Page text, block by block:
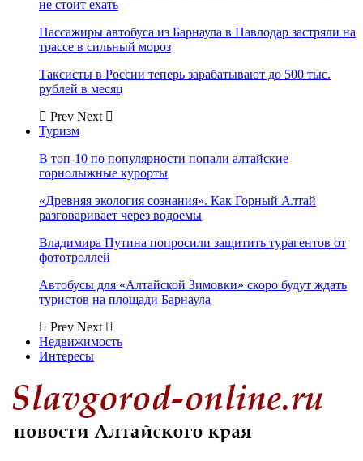
не стоит ехать
Пассажиры автобуса из Барнаула в Павлодар застряли на
трассе в сильный мороз
Таксисты в России теперь зарабатывают до 500 тыс.
рублей в месяц
Prev Next
Туризм
В топ-10 по популярности попали алтайские
горнолыжные курорты
«Древняя экология сознания». Как Горный Алтай
разговаривает через водоемы
Владимира Путина попросили защитить турагентов от
фототроллей
Автобусы для «Алтайской Зимовки» скоро будут ждать
туристов на площади Барнаула
Prev Next
Недвижимость
Интересы